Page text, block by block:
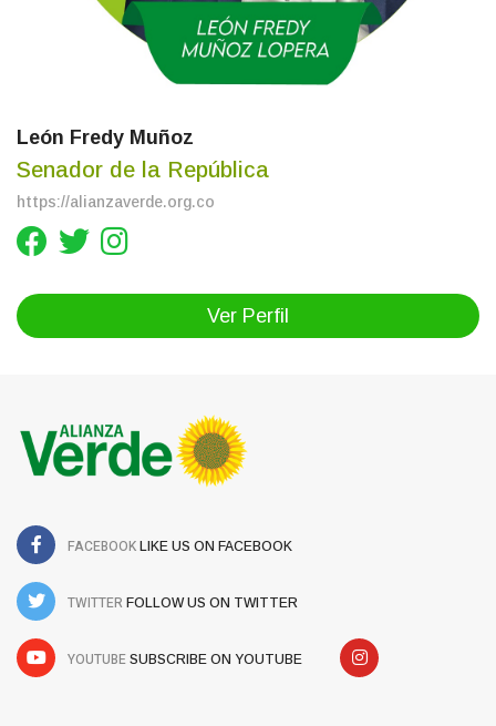
León Fredy Muñoz
Senador de la República
https://alianzaverde.org.co
Ver Perfil
FACEBOOK LIKE US ON FACEBOOK
TWITTER FOLLOW US ON TWITTER
YOUTUBE SUBSCRIBE ON YOUTUBE